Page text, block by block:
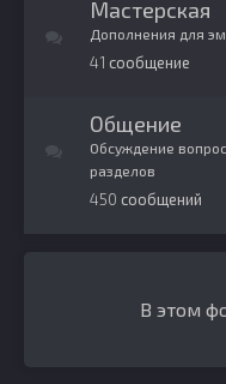
Мастерская
Дополнения для
41 сообщение
Общение
Обсуждение
разделов
450 сообщений
В этом